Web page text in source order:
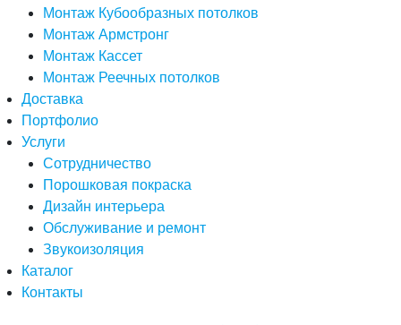
Монтаж Кубообразных потолков
Монтаж Армстронг
Монтаж Кассет
Монтаж Реечных потолков
Доставка
Портфолио
Услуги
Сотрудничество
Порошковая покраска
Дизайн интерьера
Обслуживание и ремонт
Звукоизоляция
Каталог
Контакты